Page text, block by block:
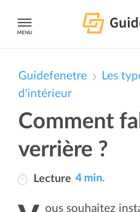
MENU
Guidefenetre
Les
d'intérieur
Comment
verrière ?
Lecture 4 min.
Vous souhaitez